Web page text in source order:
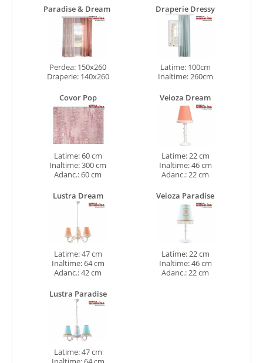
Paradise & Dream
Perdea: 150x260
Draperie: 140x260
Draperie Dressy
Latime: 100cm
Inaltime: 260cm
Covor Pop
Latime: 60 cm
Inaltime: 300 cm
Adanc.: 60 cm
Veioza Dream
Latime: 22 cm
Inaltime: 46 cm
Adanc.: 22 cm
Lustra Dream
Latime: 47 cm
Inaltime: 64 cm
Adanc.: 42 cm
Veioza Paradise
Latime: 22 cm
Inaltime: 46 cm
Adanc.: 22 cm
Lustra Paradise
Latime: 47 cm